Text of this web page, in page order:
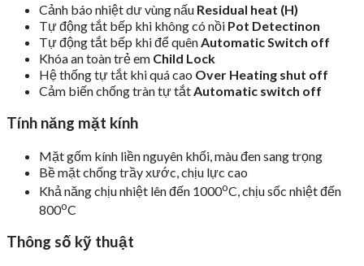
Cảnh báo nhiệt dư vùng nấu Residual heat (H)
Tự động tắt bếp khi không có nồi Pot Detectinon
Tự động tắt bếp khi để quên Automatic Switch off
Khóa an toàn trẻ em Child Lock
Hệ thống tự tắt khi quá cao Over Heating shut off
Cảm biến chống tràn tự tắt Automatic switch off
Tính năng mặt kính
Mặt gốm kính liền nguyên khối, màu đen sang trọng
Bề mặt chống trầy xước, chịu lực cao
Khả năng chịu nhiệt lên đến 1000oC, chịu sốc nhiệt đến
800oC
Thông số kỹ thuật